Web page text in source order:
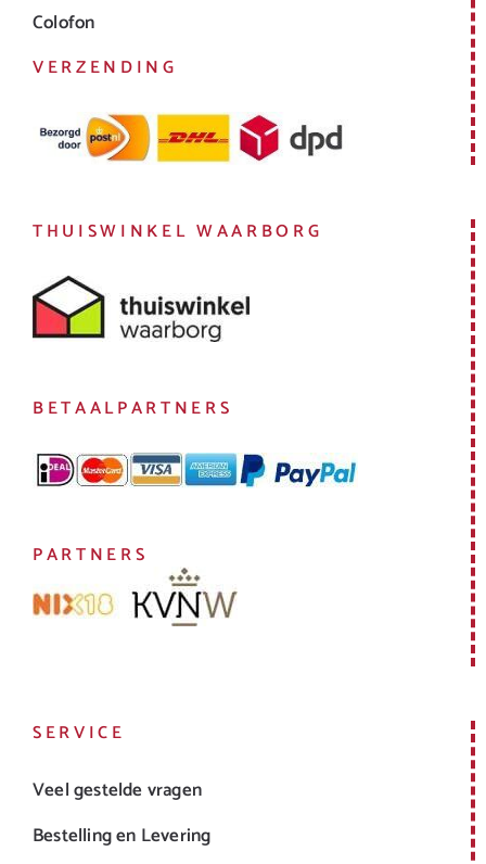
Colofon
VERZENDING
THUISWINKEL WAARBORG
BETAALPARTNERS
PARTNERS
SERVICE
Veel gestelde vragen
Bestelling en Levering